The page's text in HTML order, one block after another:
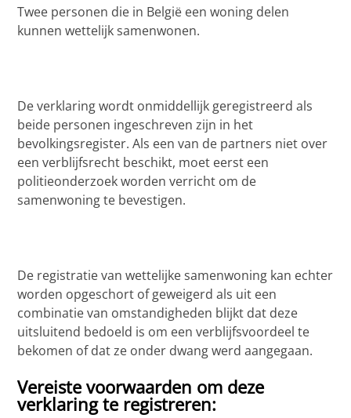
Twee personen die in België een woning delen
kunnen wettelijk samenwonen.
De verklaring wordt onmiddellijk geregistreerd als
beide personen ingeschreven zijn in het
bevolkingsregister. Als een van de partners niet over
een verblijfsrecht beschikt, moet eerst een
politieonderzoek worden verricht om de
samenwoning te bevestigen.
De registratie van wettelijke samenwoning kan echter
worden opgeschort of geweigerd als uit een
combinatie van omstandigheden blijkt dat deze
uitsluitend bedoeld is om een verblijfsvoordeel te
bekomen of dat ze onder dwang werd aangegaan.
Vereiste voorwaarden om deze
verklaring te registreren: